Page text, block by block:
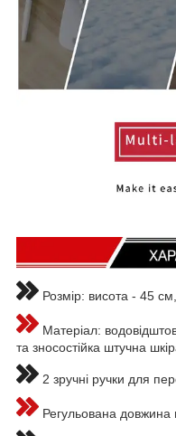
Розмір: висота - 45
Матеріал:
та зносостійка штучна
2 зручні ручки для
Регульована довжина